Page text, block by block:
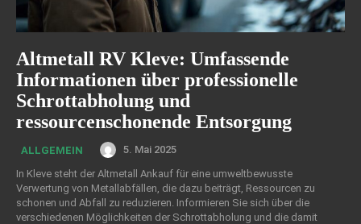
Altmetall RV Kleve: Umfassende
Informationen über professionelle
Schrottabholung und
ressourcenschonende Entsorgung
ALLGEMEIN
5. Mai 2025
In Kleve steht der Altmetall Ankauf für eine umweltbewusste
Verwertung von Metallabfällen, die dazu beiträgt, Ressourcen zu
schonen und Abfall zu reduzieren. Informieren Sie sich über die
verschiedenen Möglichkeiten der Schrottabholung und die damit